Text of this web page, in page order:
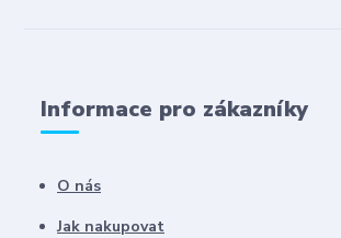
Informace pro zákazníky
O nás
Jak nakupovat